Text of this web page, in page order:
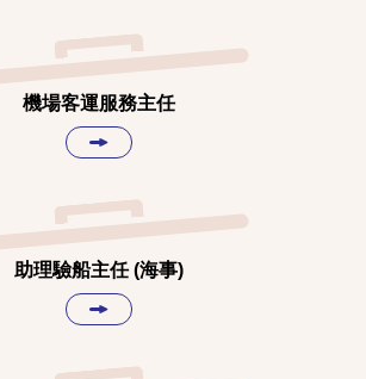
機場客運服務主任
助理驗船主任 (海事)